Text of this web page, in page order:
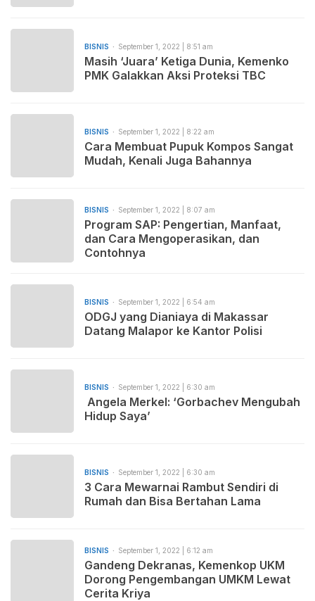
BISNIS September 1, 2022 | 8:51 am
Masih ‘Juara’ Ketiga Dunia, Kemenko
PMK Galakkan Aksi Proteksi TBC
BISNIS September 1, 2022 | 8:22 am
Cara Membuat Pupuk Kompos Sangat
Mudah, Kenali Juga Bahannya
BISNIS September 1, 2022 | 8:07 am
Program SAP: Pengertian, Manfaat,
dan Cara Mengoperasikan, dan
Contohnya
BISNIS September 1, 2022 | 6:54 am
ODGJ yang Dianiaya di Makassar
Datang Malapor ke Kantor Polisi
BISNIS September 1, 2022 | 6:30 am
Angela Merkel: ‘Gorbachev Mengubah
Hidup Saya’
BISNIS September 1, 2022 | 6:30 am
3 Cara Mewarnai Rambut Sendiri di
Rumah dan Bisa Bertahan Lama
BISNIS September 1, 2022 | 6:12 am
Gandeng Dekranas, Kemenkop UKM
Dorong Pengembangan UMKM Lewat
Cerita Kriya